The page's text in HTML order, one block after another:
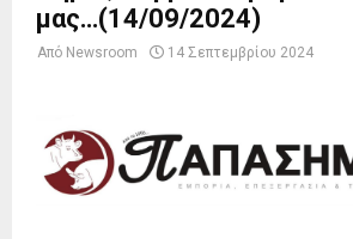
μας…(14/09/2024)
Από Newsroom 14 Σεπτεμβρίου 2024